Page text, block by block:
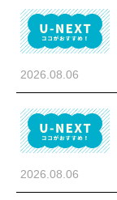
2026.08.06
2026.08.06